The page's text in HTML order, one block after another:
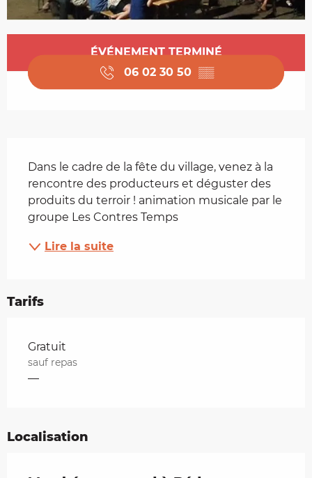
Ouverture et coordonnées
ÉVÉNEMENT TERMINÉ
06 02 30 50 ▒▒
Dans le cadre de la fête du village, venez à la
rencontre des producteurs et déguster des
produits du terroir ! animation musicale par le
groupe Les Contres Temps
Lire la suite
Tarifs
Tarifs 2026
Gratuit
sauf repas
—
Localisation